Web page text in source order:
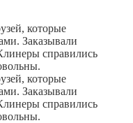
которые
Заказывали
справились
которые
Заказывали
справились